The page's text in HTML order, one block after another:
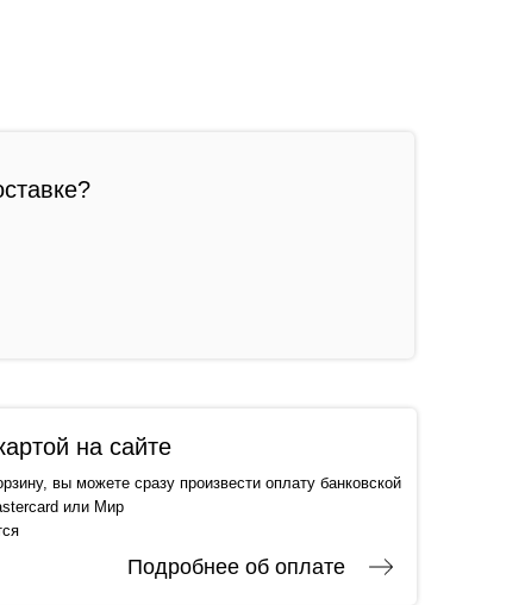
на сайте
вы можете сразу произвести оплату банковской
или Мир
Подробнее об оплате